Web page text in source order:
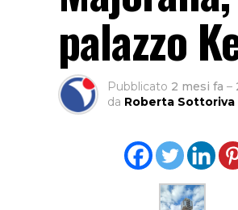
palazzo
Pubblicato 2 mesi fa –
da Roberta Sottoriva